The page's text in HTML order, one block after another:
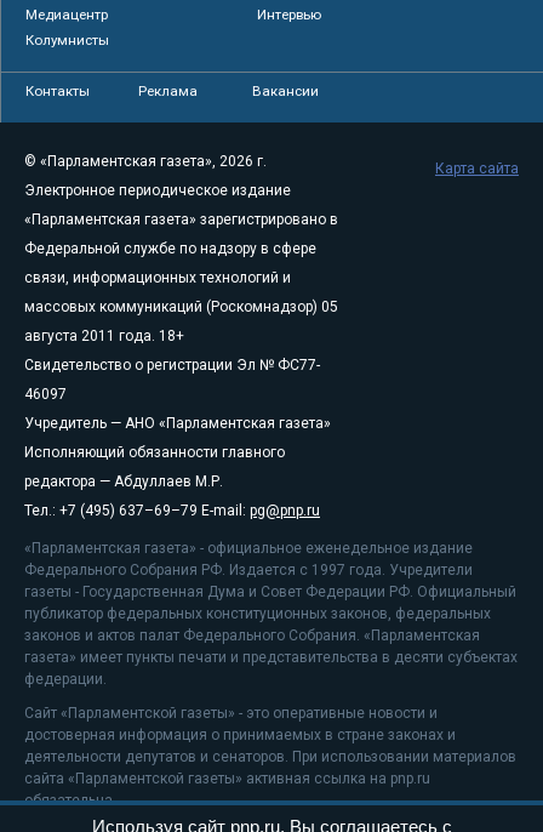
Медиацентр
Интервью
Колумнисты
Контакты Реклама Вакансии
© «Парламентская газета», 2026 г.
Электронное периодическое издание
«Парламентская газета» зарегистрировано в
Федеральной службе по надзору в сфере
связи, информационных технологий и
массовых коммуникаций (Роскомнадзор) 05
августа 2011 года. 18+
Свидетельство о регистрации Эл № ФС77-
46097
Учредитель — АНО «Парламентская газета»
Исполняющий обязанности главного
редактора — Абдуллаев М.Р.
Тел.: +7 (495) 637–69–79 E-mail: pg@pnp.ru
«Парламентская газета» - официальное еженедельное издание
Федерального Собрания РФ. Издается с 1997 года. Учредители
газеты - Государственная Дума и Совет Федерации РФ. Официальный
публикатор федеральных конституционных законов, федеральных
законов и актов палат Федерального Собрания. «Парламентская
газета» имеет пункты печати и представительства в десяти субъектах
федерации.
Сайт «Парламентской газеты» - это оперативные новости и
достоверная информация о принимаемых в стране законах и
деятельности депутатов и сенаторов. При использовании материалов
сайта «Парламентской газеты» активная ссылка на pnp.ru
обязательна.
Карта сайта
Используя сайт pnp.ru, Вы соглашаетесь с